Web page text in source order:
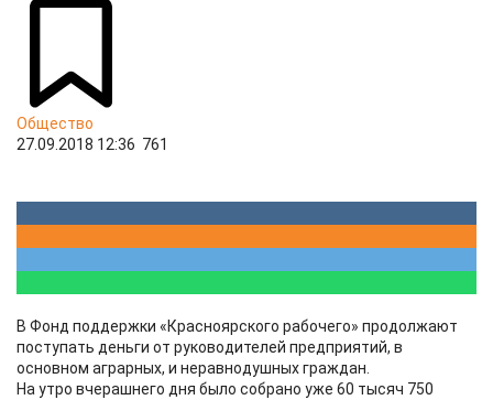
Общество
27.09.2018 12:36 761
В Фонд поддержки «Красноярского рабочего» продолжают
поступать деньги от руководителей предприятий, в
основном аграрных, и неравнодушных граждан.
На утро вчерашнего дня было собрано уже 60 тысяч 750